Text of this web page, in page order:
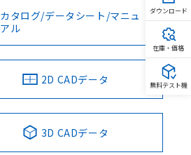
カタログ/データシート/マニュ
アル
2D CADデータ
3D CADデータ
ダウンロード
在庫・価格
無料テスト機